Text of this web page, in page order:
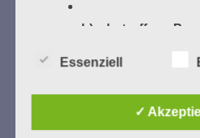
b) betroffene
Betroffene Person
deren
für die Verarbeitung
Essenziell
✓